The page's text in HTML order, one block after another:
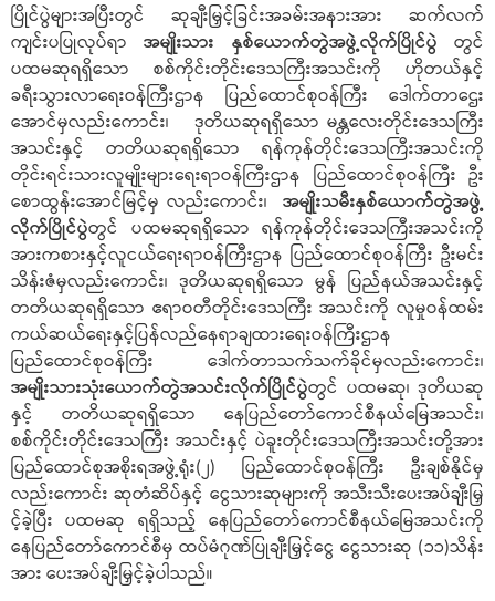
ပြိုင်ပွဲများအပြီးတွင် ဆုချီးမြှင့်ခြင်းအခမ်းအနားအား ဆက်လက်
ကျင်းပပြုလုပ်ရာအမျိုးသား နှစ်ယောက်တွဲအဖွဲ့လိုက်ပြိုင်ပွဲတွင်
ပထမဆုရရှိသော စစ်ကိုင်းတိုင်းဒေသကြီးအသင်းကို ဟိုတယ်နှင့်
ခရီးသွားလာရေးဝန်ကြီးဌာန ပြည်ထောင်စုဝန်ကြီး‌ ဒေါက်တာဌေး
အောင်မှလည်းကောင်း၊ ဒုတိယဆုရရှိသော မန္တလေးတိုင်းဒေသကြီး
အသင်းနှင့် တတိယဆုရရှိသော ရန်ကုန်တိုင်းဒေသကြီးအသင်းကို
တိုင်းရင်းသားလူမျိုးများရေးရာဝန်ကြီးဌာန ပြည်ထောင်စုဝန်ကြီး ဦး
စောထွန်းအောင်မြင့်မှ လည်းကောင်း၊ အမျိုးသမီးနှစ်ယောက်တွဲအဖွဲ့
လိုက်ပြိုင်ပွဲတွင် ပထမဆုရရှိသော ရန်ကုန်တိုင်းဒေသကြီးအသင်းကို
အားကစားနှင့်လူငယ်ရေးရာဝန်ကြီးဌာန ပြည်ထောင်စုဝန်ကြီး ဦးမင်း
သိန်းဇံမှလည်းကောင်း၊ ဒုတိယဆုရရှိသော မွန် ပြည်နယ်အသင်းနှင့်
တတိယဆုရရှိသော ဧရာဝတီတိုင်းဒေသကြီး အသင်းကို လူမှုဝန်ထမ်း
ကယ်ဆယ်ရေးနှင့်ပြန်လည်နေရာချထားရေးဝန်ကြီးဌာန
ပြည်ထောင်စုဝန်ကြီး ဒေါက်တာသက်သက်ခိုင်မှလည်းကောင်း၊
အမျိုးသားသုံးယောက်တွဲအသင်းလိုက်ပြိုင်ပွဲတွင် ပထမဆု၊ ဒုတိယဆု
နှင့် တတိယဆုရရှိသော နေပြည်တော်ကောင်စီနယ်မြေအသင်း၊
စစ်ကိုင်းတိုင်းဒေသကြီး အသင်းနှင့် ပဲခူးတိုင်းဒေသကြီးအသင်းတို့အား
ပြည်ထောင်စုအစိုးရအဖွဲ့ရုံး(၂) ပြည်ထောင်စုဝန်ကြီး ဦးချစ်နိုင်မှ
လည်းကောင်း ဆုတံဆိပ်နှင့် ငွေသားဆုများကို အသီးသီးပေးအပ်ချီးမြှ
င့်ခဲ့ပြီး ပထမဆု ရရှိသည့် နေပြည်တော်ကောင်စီနယ်မြေအသင်းကို
နေပြည်တော်ကောင်စီမှ ထပ်မံဂုဏ်ပြုချီးမြှင့်ငွေ ငွေသားဆု (၁၁)သိန်း
အား ပေးအပ်ချီးမြှင့်ခဲ့ပါသည်။